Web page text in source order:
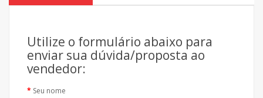
Utilize o formulário abaixo para
enviar sua dúvida/proposta ao
vendedor:
Seu nome